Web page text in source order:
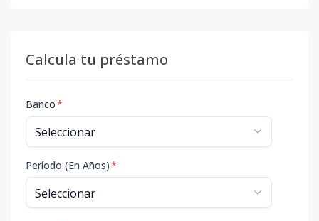
Calcula tu préstamo
Banco*
Período (En Años)*